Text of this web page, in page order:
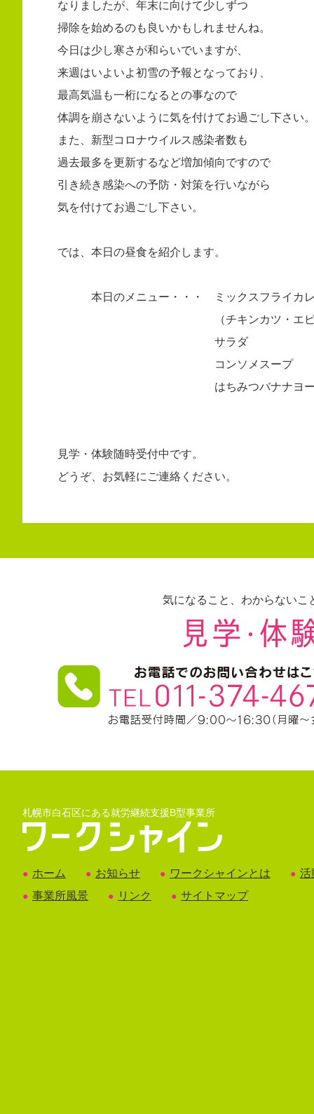
なりましたが、年末に向けて少しずつ
掃除を始めるのも良いかもしれませんね。
今日は少し寒さが和らいでいますが、
来週はいよいよ初雪の予報となっており、
最高気温も一桁になるとの事なので
体調を崩さないように気を付けてお過ごし下さい
また、新型コロナウイルス感染者数も
過去最多を更新するなど増加傾向ですので
引き続き感染への予防・対策を行いながら
気を付けてお過ごし下さい。
では、本日の昼食を紹介します。
本日のメニュー・・・ ミックスフライカ
（チキンカツ・エビフライ
サラダ
コンソメスープ
はちみつバナナヨーグ
見学・体験随時受付中です。
どうぞ、お気軽にご連絡ください。
気になること、わからないこ
札幌市白石区にある就労継続支援B型事業所
● ホーム ● お知らせ ● ワークシャインとは ● 活
● 事業所風景 ● リンク ● サイトマップ